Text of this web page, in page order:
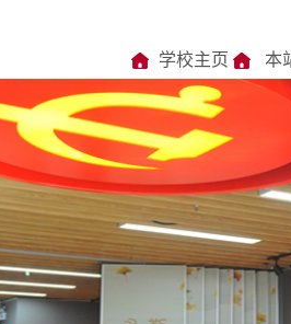
学校主页 本